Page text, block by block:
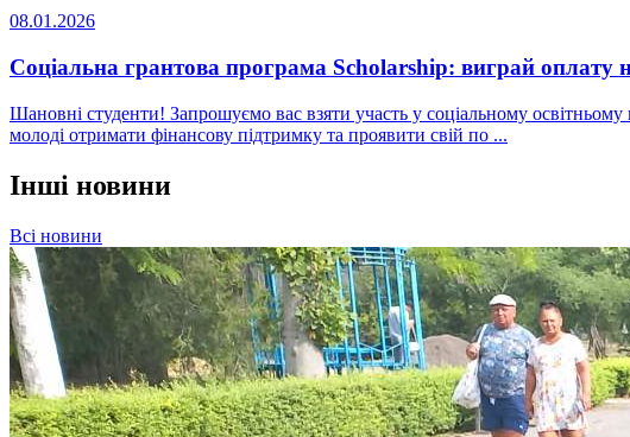
08.01.2026
Соціальна грантова програма Scholarship: виграй оплату
Шановні студенти! Запрошуємо вас взяти участь у соціальному
молоді отримати фінансову підтримку та проявити свій по ...
Інші новини
Всі новини